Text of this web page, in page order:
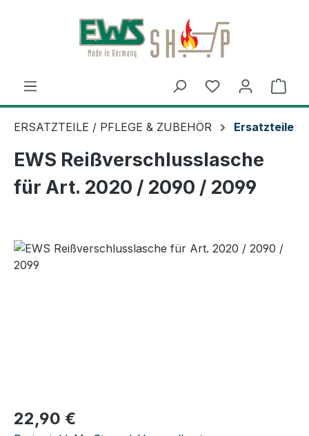
Zum Hauptinhalt springen
ERSATZTEILE / PFLEGE & ZUBEHÖR Ersatzteile
EWS Reißverschlusslasche
für Art. 2020 / 2090 / 2099
Regulärer Preis:
22,90 €